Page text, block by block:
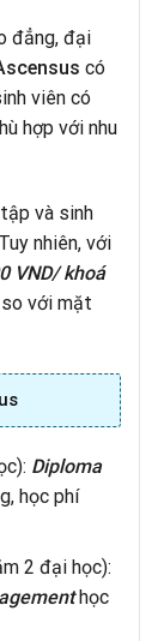
đẳng, đại
có
viên có
hợp với nhu
và sinh
nhiên, với
VND/ khoá
với mặt
Diploma
học phí
2 đại học):
học